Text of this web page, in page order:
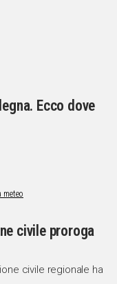
Ecco dove
civile proroga
civile regionale ha